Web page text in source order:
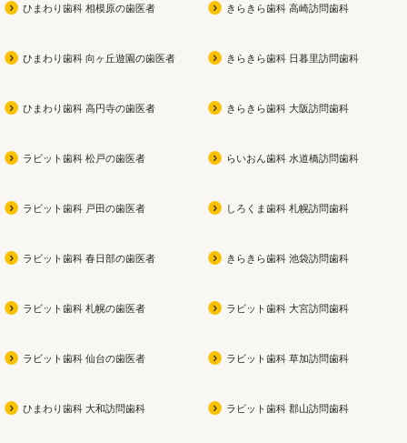
ぜひ遊びに来てください
よかったら買ってみてくださ
私も今使用中です！！
ひまわり歯科 相模原の歯医者
ひまわり歯科 向ヶ丘遊園の歯医者
ひまわり歯科 高円寺の歯医者
ラビット歯科 松戸の歯医者
ラビット歯科 戸田の歯医者
ラビット歯科 春日部の歯医者
ラビット歯科 札幌の歯医者
ラビット歯科 仙台の歯医者
ひまわり歯科 大和訪問歯科
きらきら歯科 高崎訪問歯科
きらきら歯科 日暮里訪問歯科
きらきら歯科 大阪訪問歯科
らいおん歯科 水道橋訪問歯科
しろくま歯科 札幌訪問歯科
きらきら歯科 池袋訪問歯科
ラビット歯科 大宮訪問歯科
ラビット歯科 草加訪問歯科
ラビット歯科 郡山訪問歯科